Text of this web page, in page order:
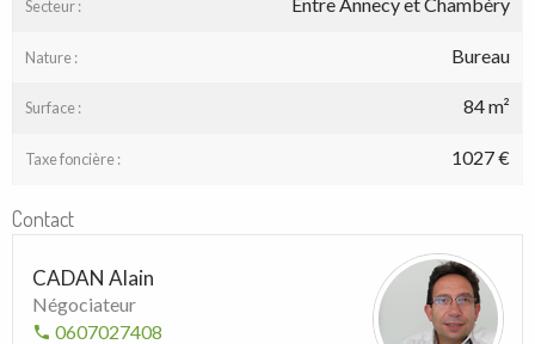
Secteur : Entre Annecy et Chambéry
Nature : Bureau
Surface : 84 m²
Taxe foncière : 1027 €
Contact
CADAN Alain
Négociateur
0607027408